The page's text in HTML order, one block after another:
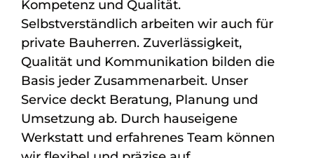
Kompetenz und Qualität.
Selbstverständlich arbeiten wir auch für
private Bauherren. Zuverlässigkeit,
Qualität und Kommunikation bilden die
Basis jeder Zusammenarbeit. Unser
Service deckt Beratung, Planung und
Umsetzung ab. Durch hauseigene
Werkstatt und erfahrenes Team können